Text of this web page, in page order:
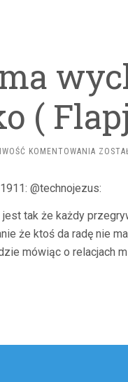
(
KOMENTOWANIA
SWOJE
(
@technojezus:
tak że każdy
że ktoś da radę nie
mówiąc o relacjach